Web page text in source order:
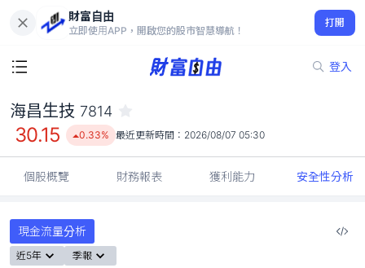
財富自由
立即使用APP，開啟您的股市智慧導航！
打開
登入
30.15
0.33%
海昌生技 7814
30.15 0.33% 最近更新時間： 2026/08/07 05:30
個股概覽 財務報表 獲利能力 安全性分析
現金流量分析
近5年 季報